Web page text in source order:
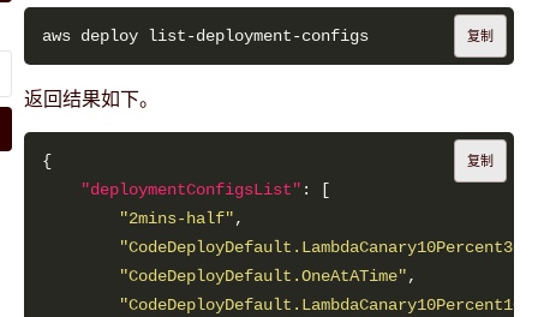
复制
返回结果如下。
"deploymentConfigsList"
"2mins-half"
"CodeDeployDefault.OneAtATime"
复制